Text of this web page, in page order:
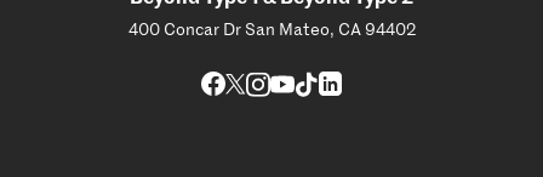
400 Concar Dr San Mateo, CA 94402